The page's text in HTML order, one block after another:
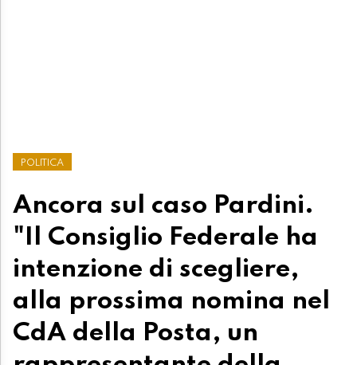
POLITICA
Ancora sul caso Pardini.
"Il Consiglio Federale ha
intenzione di scegliere,
alla prossima nomina nel
CdA della Posta, un